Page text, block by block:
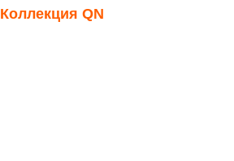
Коллекция QN